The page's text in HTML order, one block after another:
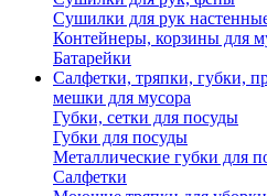
Сушилки для рук
Контейнеры, корзины для
Батарейки
Салфетки, тряпки, губки,
мешки для мусора
Губки, сетки для посуды
Губки для посуды
Металлические губки для
Салфетки